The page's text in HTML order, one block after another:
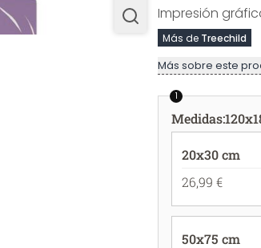
Impresión
Más de Treechild
Más sobre este
1
Medidas:
20x30 cm
26,99 €
50x75 cm